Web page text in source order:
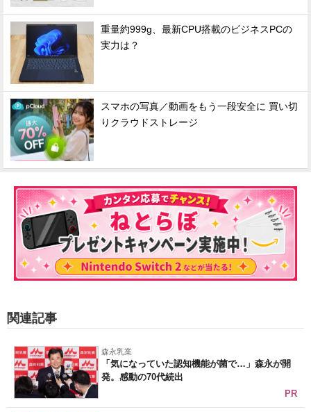
重量約999g、最新CPU搭載のビジネスPCの
実力は？
スマホの写真／動画をもう一段安全に 買い切
りクラウドストレージ
関連記事
森永乳業
「気になっていた認知機能が菌で…」森永が開
発。感動の70代続出
PR